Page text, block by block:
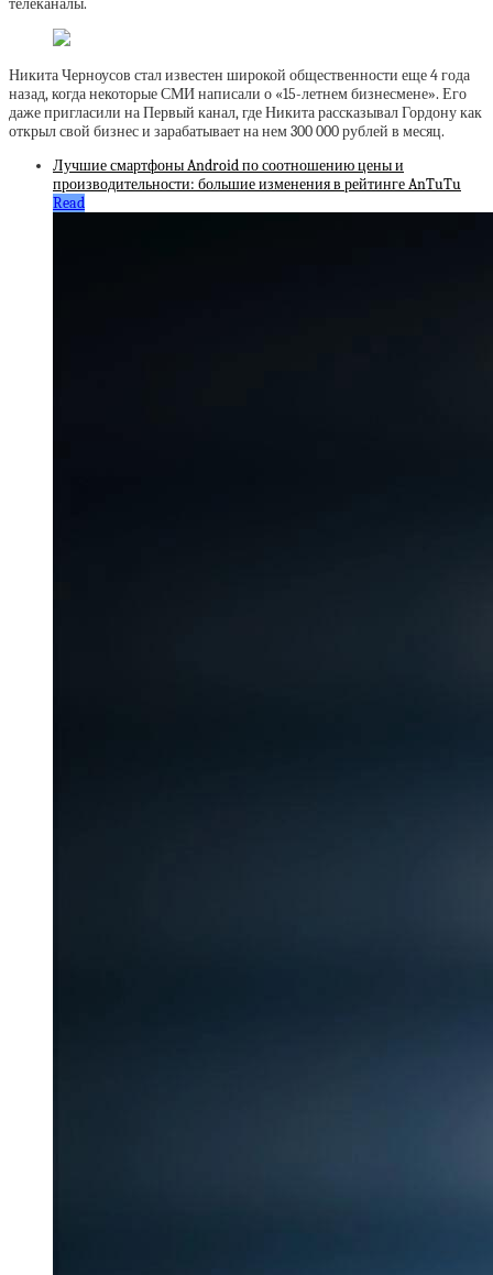
телеканалы.
Никита Черноусов стал известен широкой общественности еще 4 года
назад, когда некоторые СМИ написали о «15-летнем бизнесмене». Его
даже пригласили на Первый канал, где Никита рассказывал Гордону как
открыл свой бизнес и зарабатывает на нем 300 000 рублей в месяц.
Лучшие смартфоны Android по соотношению цены и
производительности: большие изменения в рейтинге AnTuTu
Read